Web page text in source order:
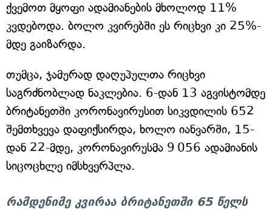
ქვემოთ მყოფი ადამიანების მხოლოდ 11%
კვდებოდა. ბოლო კვირებში ეს რიცხვი კი 25%-
მდე გაიზარდა.
თუმცა, ჯამურად დაღუპულთა რიცხვი
საგრძნობლად ნაკლებია. 6-დან 13 აგვისტომდე
ბრიტანეთში კორონავირუსით სიკვდილის 652
შემთხვევა დაფიქსირდა, ხოლო იანვარში, 15-
დან 22-მდე, კორონავირუსმა 9 056 ადამიანის
სიცოცხლე იმსხვერპლა.
რამდენიმე კვირაა ბრიტანეთში 65 წელს